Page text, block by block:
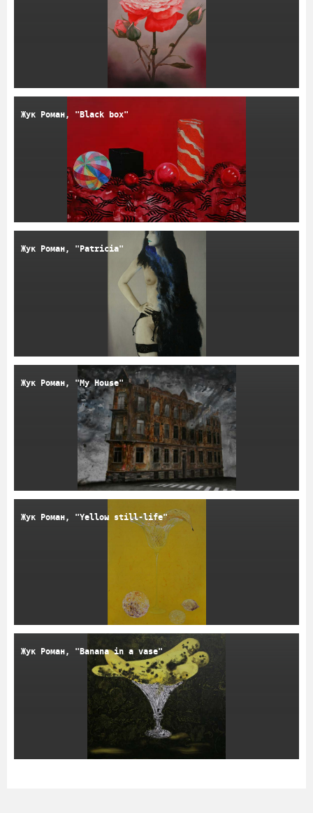
Жук Роман, "Black box"
Жук Роман, "Patricia"
Жук Роман, "My House"
Жук Роман, "Yellow still-life"
Жук Роман, "Banana in a vase"